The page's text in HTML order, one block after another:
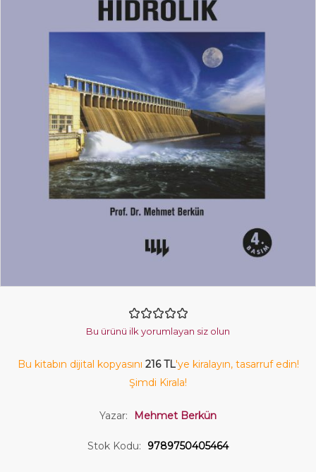
Bu ürünü ilk yorumlayan siz olun
Bu kitabın dijital kopyasını 216 TL'ye kiralayın, tasarruf edin!
Şimdi Kirala!
Yazar: Mehmet Berkün
Stok Kodu: 9789750405464